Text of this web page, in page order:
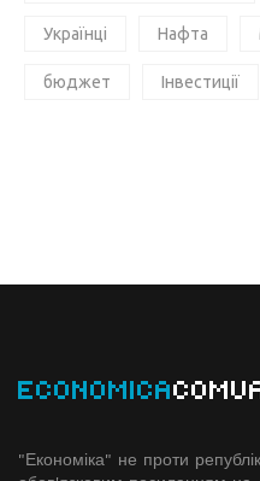
Українці Нафта
бюджет Інвестиції
ECONOMICA
"Економіка" не проти